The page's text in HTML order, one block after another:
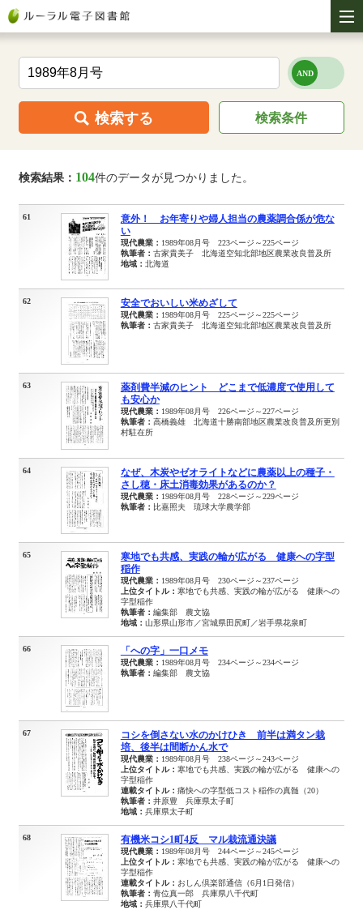
検索する 検索条件
検索結果： 104件のデータが見つかりました。
61
意外！ お年寄りや婦人担当の農薬調合係が危な
い
現代農業： 1989年08月号 223ページ～225ページ
執筆者： 古家貴美子 北海道空知北部地区農業改良普及所
地域： 北海道
62 安全でおいしい米めざして
現代農業： 1989年08月号 225ページ～225ページ
執筆者： 古家貴美子 北海道空知北部地区農業改良普及所
63
薬剤費半減のヒント どこまで低濃度で使用して
も安心か
現代農業： 1989年08月号 226ページ～227ページ
執筆者： 高橋義雄 北海道十勝南部地区農業改良普及所更別
村駐在所
64
なぜ、木炭やゼオライトなどに農薬以上の種子・
さし穂・床土消毒効果があるのか？
現代農業： 1989年08月号 228ページ～229ページ
執筆者： 比嘉照夫 琉球大学農学部
65
寒地でも共感、実践の輪が広がる 健康への字型
稲作
現代農業： 1989年08月号 230ページ～237ページ
上位タイトル： 寒地でも共感、実践の輪が広がる 健康への
字型稲作
執筆者： 編集部 農文協
地域： 山形県山形市／宮城県田尻町／岩手県花泉町
66 「への字」一口メモ
現代農業： 1989年08月号 234ページ～234ページ
執筆者： 編集部 農文協
67
コシを倒さない水のかけひき 前半は満タン栽
培、後半は間断かん水で
現代農業： 1989年08月号 238ページ～243ページ
上位タイトル： 寒地でも共感、実践の輪が広がる 健康への
字型稲作
連載タイトル： 痛快への字型低コスト稲作の真髄（20）
執筆者： 井原豊 兵庫県太子町
地域： 兵庫県太子町
68 有機米コシ1町4反 マル栽流通決議
現代農業： 1989年08月号 244ページ～245ページ
上位タイトル： 寒地でも共感、実践の輪が広がる 健康への
字型稲作
連載タイトル： おしん倶楽部通信（6月1日発信）
執筆者： 青位真一郎 兵庫県八千代町
地域： 兵庫県八千代町